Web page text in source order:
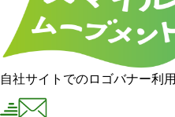
自社サイトでのロゴバナー利用